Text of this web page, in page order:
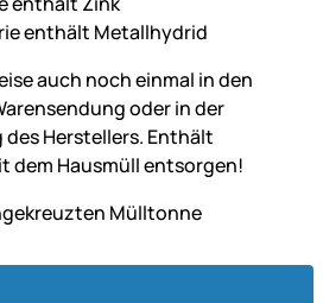
enthält Metallhydrid
auch noch einmal in den
oder in der
Herstellers. Enthält
dem Hausmüll entsorgen!